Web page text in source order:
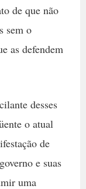
de que não
sem o
as defendem
desses
o atual
de
e suas
uma